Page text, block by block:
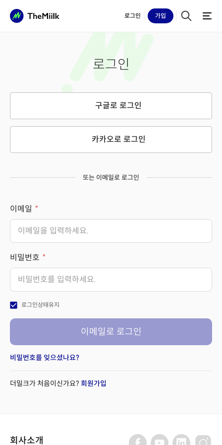
로그인 가입
로그인
구글로 로그인
카카오로 로그인
또는 이메일로 로그인
이메일
비밀번호
check_box 로그인상태유지
이메일로 로그인
비밀번호를 잊으셨나요?
더밀크가 처음이신가요? 회원가입
회사소개